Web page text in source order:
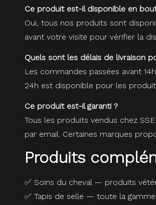
Ce produit est-il disponible en
Oui, tous nos produits sont
avant votre visite pour vérifier la
Quels sont les délais de livraison
Les commandes passées avant
24h est disponible pour les
Ce produit est-il garanti ?
Tous les produits vendus chez
par email. Certaines marques
Produits
✅ Soins du cheval — produits
✅ Tapis de selle — toute la gamme